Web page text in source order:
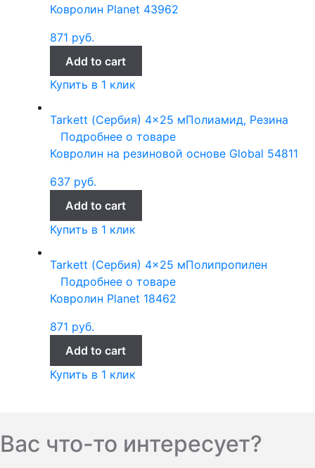
Ковролин Planet 43962
871 руб.
Add to cart
Купить в 1 клик
Tarkett (Сербия) 4x25 мПолиамид, Резина
Подробнее о товаре
Ковролин на резиновой основе Global 54811
637 руб.
Add to cart
Купить в 1 клик
Tarkett (Сербия) 4x25 мПолипропилен
Подробнее о товаре
Ковролин Planet 18462
871 руб.
Add to cart
Купить в 1 клик
Вас что-то интересует?